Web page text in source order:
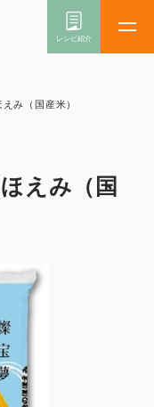
み（国産米）
えみ（国